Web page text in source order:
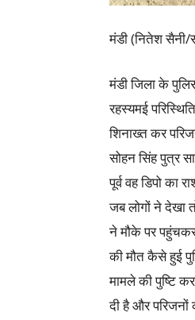
मंडी (नितेश सैनी/
मंडी जिला के
रहस्यमई
शिनाख्त कर
सोहन सिंह पुत्र
पूर्व वह डिपो का
जब लोगों ने देखा
ने मौके पर
की मौत कैसे हुई
मामले की पुष्टि
दी है और परिजनों